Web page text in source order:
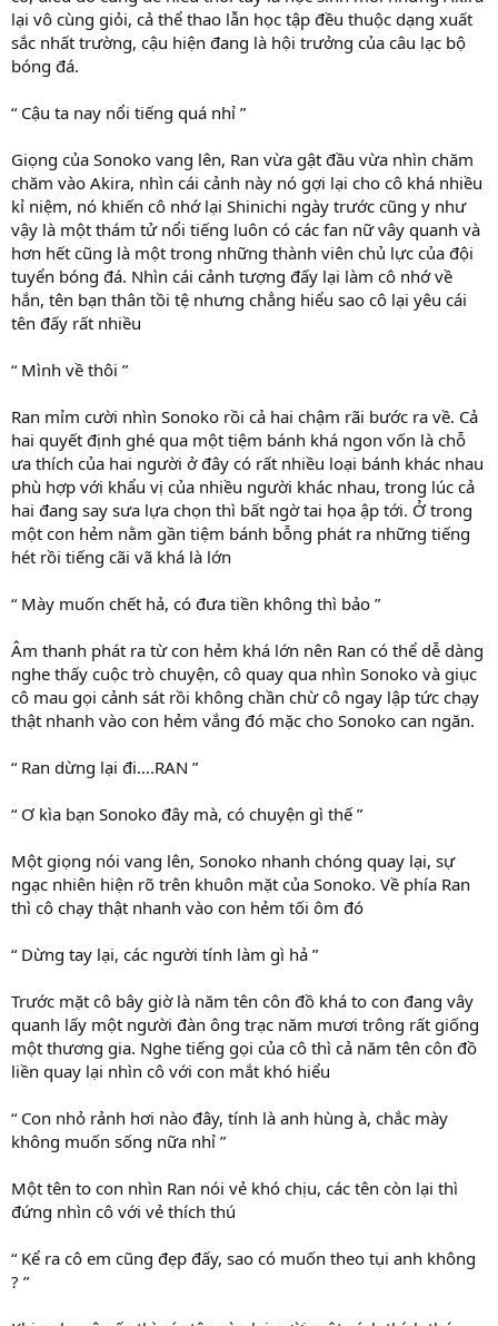
lại vô cùng giỏi, cả thể thao lẫn học tập đều thuộc dạng xuất
sắc nhất trường, cậu hiện đang là hội trưởng của câu lạc bộ
bóng đá.
“ Cậu ta nay nổi tiếng quá nhỉ ”
Giọng của Sonoko vang lên, Ran vừa gật đầu vừa nhìn chăm
chăm vào Akira, nhìn cái cảnh này nó gợi lại cho cô khá nhiều
kỉ niệm, nó khiến cô nhớ lại Shinichi ngày trước cũng y như
vậy là một thám tử nổi tiếng luôn có các fan nữ vây quanh và
hơn hết cũng là một trong những thành viên chủ lực của đội
tuyển bóng đá. Nhìn cái cảnh tượng đấy lại làm cô nhớ về
hắn, tên bạn thân tồi tệ nhưng chẳng hiểu sao cô lại yêu cái
tên đấy rất nhiều
“ Mình về thôi ”
Ran mỉm cười nhìn Sonoko rồi cả hai chậm rãi bước ra về. Cả
hai quyết định ghé qua một tiệm bánh khá ngon vốn là chỗ
ưa thích của hai người ở đây có rất nhiều loại bánh khác nhau
phù hợp với khẩu vị của nhiều người khác nhau, trong lúc cả
hai đang say sưa lựa chọn thì bất ngờ tai họa ập tới. Ở trong
một con hẻm nằm gần tiệm bánh bỗng phát ra những tiếng
hét rồi tiếng cãi vã khá là lớn
“ Mày muốn chết hả, có đưa tiền không thì bảo ”
Âm thanh phát ra từ con hẻm khá lớn nên Ran có thể dễ dàng
nghe thấy cuộc trò chuyện, cô quay qua nhìn Sonoko và giục
cô mau gọi cảnh sát rồi không chần chừ cô ngay lập tức chạy
thật nhanh vào con hẻm vắng đó mặc cho Sonoko can ngăn.
“ Ran dừng lại đi….RAN ”
“ Ơ kìa bạn Sonoko đây mà, có chuyện gì thế ”
Một giọng nói vang lên, Sonoko nhanh chóng quay lại, sự
ngạc nhiên hiện rõ trên khuôn mặt của Sonoko. Về phía Ran
thì cô chạy thật nhanh vào con hẻm tối ôm đó
“ Dừng tay lại, các người tính làm gì hả ”
Trước mặt cô bây giờ là năm tên côn đồ khá to con đang vây
quanh lấy một người đàn ông trạc năm mươi trông rất giống
một thương gia. Nghe tiếng gọi của cô thì cả năm tên côn đồ
liền quay lại nhìn cô với con mắt khó hiểu
“ Con nhỏ rảnh hơi nào đây, tính là anh hùng à, chắc mày
không muốn sống nữa nhỉ ”
Một tên to con nhìn Ran nói vẻ khó chịu, các tên còn lại thì
đứng nhìn cô với vẻ thích thú
“ Kể ra cô em cũng đẹp đấy, sao có muốn theo tụi anh không
? ”